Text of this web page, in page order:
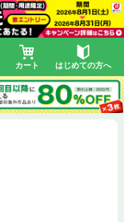
カート はじめての方へ